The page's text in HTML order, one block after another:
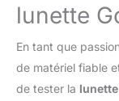
lunette
En tant que
de matériel fiable
de tester la